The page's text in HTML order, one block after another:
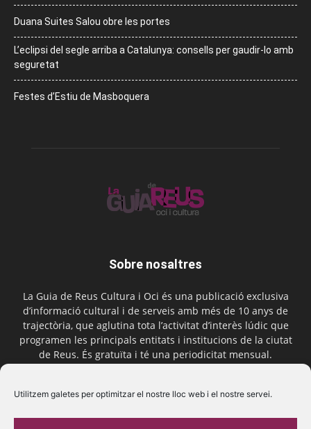
Utilitzem galetes per optimitzar el nostre lloc web i el nostre servei.
Duana Suites Salou obre les portes
L’eclipsi del segle arriba a Catalunya: consells per gaudir-lo amb
seguretat
Festes d’Estiu de Masboquera
Sobre nosaltres
La Guia de Reus Cultura i Oci és una publicació exclusiva
d’informació cultural i de serveis amb més de 10 anys de
trajectòria, que aglutina tota l’activitat d’interès lúdic que
programen les principals entitats i institucions de la ciutat
de Reus. És gratuïta i té una periodicitat mensual.